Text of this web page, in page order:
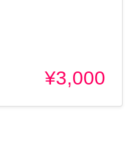
¥3,000